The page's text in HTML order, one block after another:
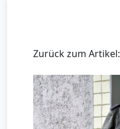
Zurück zum Artikel: